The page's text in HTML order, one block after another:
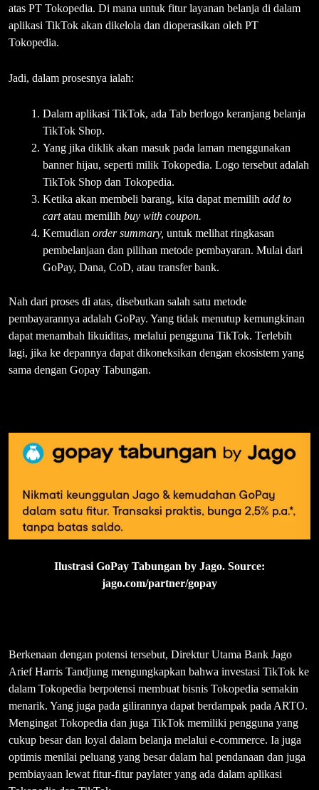
atas PT Tokopedia. Di mana untuk fitur layanan belanja di dalam
aplikasi TikTok akan dikelola dan dioperasikan oleh PT
Tokopedia.
Jadi, dalam prosesnya ialah:
Dalam aplikasi TikTok, ada Tab berlogo keranjang belanja
TikTok Shop.
Yang jika diklik akan masuk pada laman menggunakan
banner hijau, seperti milik Tokopedia. Logo tersebut adalah
TikTok Shop dan Tokopedia.
Ketika akan membeli barang, kita dapat memilih add to
cartatau memilih buy with coupon.
Kemudian order summary, untuk melihat ringkasan
pembelanjaan dan pilihan metode pembayaran. Mulai dari
GoPay, Dana, CoD, atau transfer bank.
Nah dari proses di atas, disebutkan salah satu metode
pembayarannya adalah GoPay. Yang tidak menutup kemungkinan
dapat menambah likuiditas, melalui pengguna TikTok. Terlebih
lagi, jika ke depannya dapat dikoneksikan dengan ekosistem yang
sama dengan Gopay Tabungan.
Ilustrasi GoPay Tabungan by Jago. Source:
jago.com/partner/gopay
Berkenaan dengan potensi tersebut, Direktur Utama Bank Jago
Arief Harris Tandjung mengungkapkan bahwa investasi TikTok ke
dalam Tokopedia berpotensi membuat bisnis Tokopedia semakin
menarik. Yang juga pada gilirannya dapat berdampak pada ARTO.
Mengingat Tokopedia dan juga TikTok memiliki pengguna yang
cukup besar dan loyal dalam belanja melalui e-commerce. Ia juga
optimis menilai peluang yang besar dalam hal pendanaan dan juga
pembiayaan lewat fitur-fitur paylater yang ada dalam aplikasi